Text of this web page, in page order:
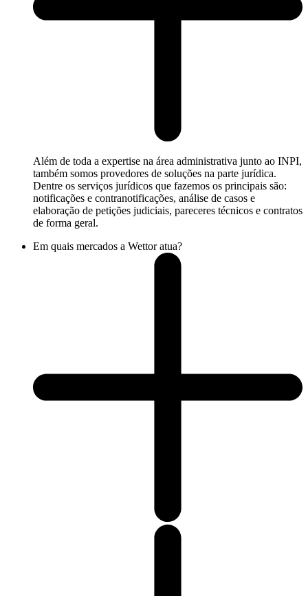
Além de toda a expertise na área administrativa junto ao INPI,
também somos provedores de soluções na parte jurídica.
Dentre os serviços jurídicos que fazemos os principais são:
notificações e contranotificações, análise de casos e
elaboração de petições judiciais, pareceres técnicos e contratos
de forma geral.
Em quais mercados a Wettor atua?